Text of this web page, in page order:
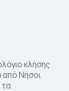
κλήσης
από Νήσοι
τα